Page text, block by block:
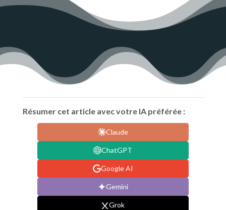
Résumer cet article avec votre IA préférée :
Claude
ChatGPT
Google AI
Gemini
Grok